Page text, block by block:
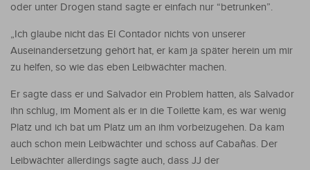
oder unter Drogen stand sagte er einfach nur “betrunken”.
„Ich glaube nicht das El Contador nichts von unserer
Auseinandersetzung gehört hat, er kam ja später herein um mir
zu helfen, so wie das eben Leibwächter machen.
Er sagte dass er und Salvador ein Problem hatten, als Salvador
ihn schlug, im Moment als er in die Toilette kam, es war wenig
Platz und ich bat um Platz um an ihm vorbeizugehen. Da kam
auch schon mein Leibwächter und schoss auf Cabañas. Der
Leibwächter allerdings sagte auch, dass JJ der